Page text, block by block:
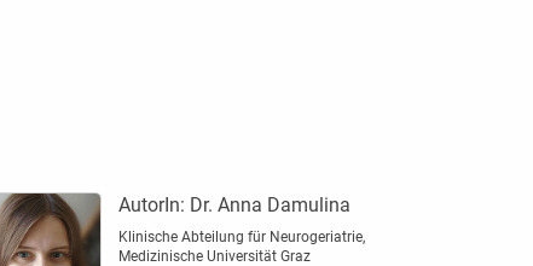
AutorIn: Dr. Anna Damulina
Klinische Abteilung für Neurogeriatrie,
Medizinische Universität Graz